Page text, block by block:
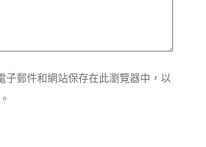
子郵件和網站保存在此瀏覽器中，以